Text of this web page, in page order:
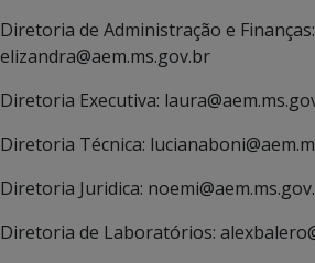
Diretoria de Administração e Finanças:
elizandra@aem.ms.gov.br
Diretoria Executiva:
Diretoria Técnica:
Diretoria Juridica:
Diretoria de Laboratórios: